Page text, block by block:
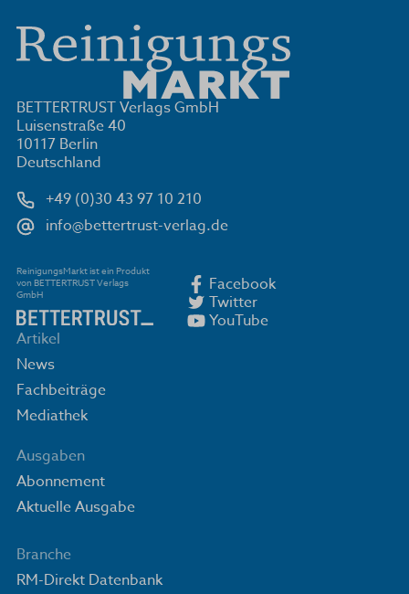
BETTERTRUST Verlags GmbH
Luisenstraße 40
10117 Berlin
Deutschland
+49 (0)30 43 97 10 210
info@bettertrust-verlag.de
ReinigungsMarkt ist ein Produkt
von BETTERTRUST Verlags
GmbH
Facebook
Twitter
YouTube
Artikel
News
Fachbeiträge
Mediathek
Ausgaben
Abonnement
Aktuelle Ausgabe
Branche
RM-Direkt Datenbank